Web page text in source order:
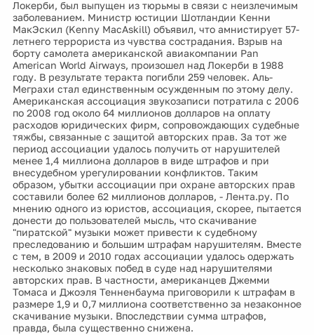
Локерби, был выпущен из тюрьмы в связи с неизлечимым
заболеванием. Министр юстиции Шотландии Кенни
МакЭскил (Kenny MacAskill) объявил, что амнистирует 57-
летнего террориста из чувства сострадания. Взрыв на
борту самолета американской авиакомпании Pan
American World Airways, произошел над Локерби в 1988
году. В результате теракта погибли 259 человек. Аль-
Меграхи стал единственным осужденным по этому делу.
Американская ассоциация звукозаписи потратила с 2006
по 2008 год около 64 миллионов долларов на оплату
расходов юридических фирм, сопровождающих судебные
тяжбы, связанные с защитой авторских прав. За тот же
период ассоциации удалось получить от нарушителей
менее 1,4 миллиона долларов в виде штрафов и при
внесудебном урегулировании конфликтов. Таким
образом, убытки ассоциации при охране авторских прав
составили более 62 миллионов долларов, - Лента.ру. По
мнению одного из юристов, ассоциация, скорее, пытается
донести до пользователей мысль, что скачивание
"пиратской" музыки может привести к судебному
преследованию и большим штрафам нарушителям. Вместе
с тем, в 2009 и 2010 годах ассоциации удалось одержать
несколько знаковых побед в суде над нарушителями
авторских прав. В частности, американцев Джемми
Томаса и Джоэля Тенненбаума приговорили к штрафам в
размере 1,9 и 0,7 миллиона соответственно за незаконное
скачивание музыки. Впоследствии сумма штрафов,
правда, была существенно снижена.